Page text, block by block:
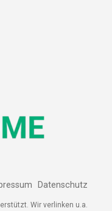
Datenschutz
Wir verlinken u.a.